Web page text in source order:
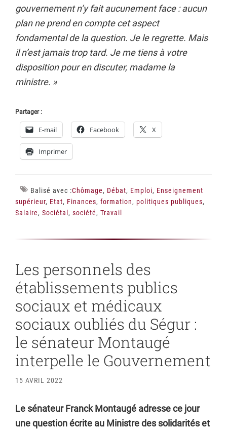
gouvernement n’y fait aucunement face : aucun
plan ne prend en compte cet aspect
fondamental de la question. Je le regrette. Mais
il n’est jamais trop tard. Je me tiens à votre
disposition pour en discuter, madame la
ministre. »
Partager :
E-mail Facebook X
Imprimer
Balisé avec :Chômage, Débat, Emploi, Enseignement
supérieur, Etat, Finances, formation, politiques publiques,
Salaire, Sociétal , société, Travail
Les personnels des
établissements publics
sociaux et médicaux
sociaux oubliés du Ségur :
le sénateur Montaugé
interpelle le Gouvernement
15 AVRIL 2022
Le sénateur Franck Montaugé adresse ce jour
une question écrite au Ministre des solidarités et